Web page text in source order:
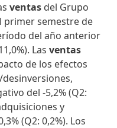
ventas del Grupo
primer semestre de
del año anterior
Las ventas
de los efectos
del -5,2% (Q2:
y
(Q2: 0,2%). Los